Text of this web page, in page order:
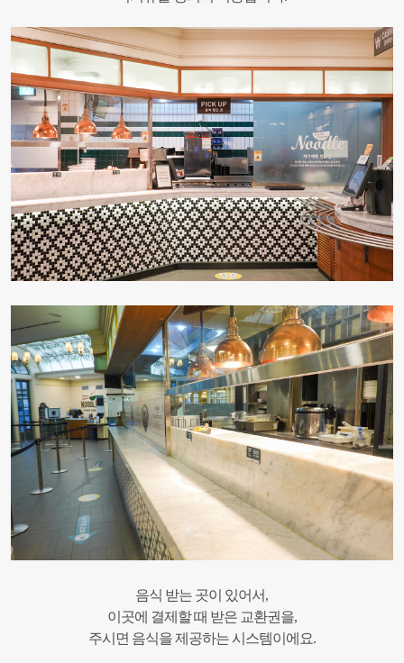
음식 받는 곳이 있어서,
이곳에 결제할 때 받은 교환권을,
주시면 음식을 제공하는 시스템이에요.